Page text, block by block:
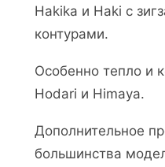
Hakika и Haki с
контурами.
Особенно тепло и
Hodari и Himaya.
Дополнительное
большинства